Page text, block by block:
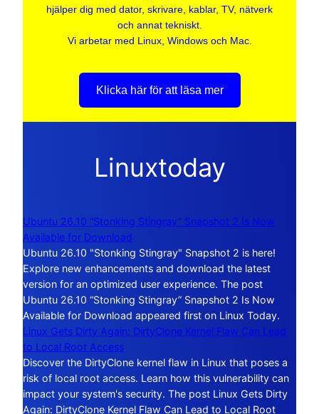
hjälper dig med dator, skrivare, kablar, TV, nätverk
och annat tekniskt.
Vi arbetar med Linux, Windows och Mac.
Klicka här för att läsa mer
Linuxtoday
Ubuntu 26.10 “Stonking Stingray” Snapshot 2 Is Now
Available for Download
Ubuntu 26.10 "Stonking Stingray" Snapshot 2 is here!
Explore new enhancements and download the latest
version for an optimized user experience. The post
Ubuntu 26.10 “Stonking Stingray” Snapshot 2 Is Now
Available for Download appeared first on Linux Today.
Linux Gets Dirty Again: DirtyClone Kernel Flaw Can Lead
to Local Root Access
Discover the DirtyClone kernel flaw in Linux that poses a
risk of local root access. Learn how this vulnerability can
impact your system's security. The post Linux Gets Dirty
Again: DirtyClone Kernel Flaw Can Lead to Local Root